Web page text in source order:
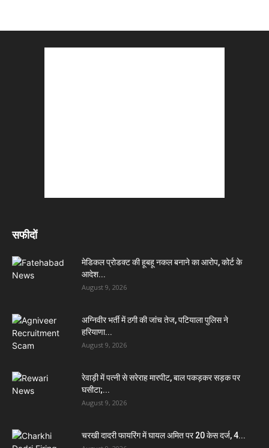
सफीदों
मेडिकल प्रोडक्ट की हूबहू नकल बनाने का आरोप, कोर्ट के
आदेश...
August 9, 2026
अग्निवीर भर्ती में ठगी की जांच तेज, पटियाला पुलिस ने
हरियाणा...
August 9, 2026
रेवाड़ी में पत्नी से सरेराह मारपीट, बाल पकड़कर सड़क पर
घसीटा;...
August 9, 2026
चरखी दादरी फायरिंग में घायल अमित पर 20 केस दर्ज, 4...